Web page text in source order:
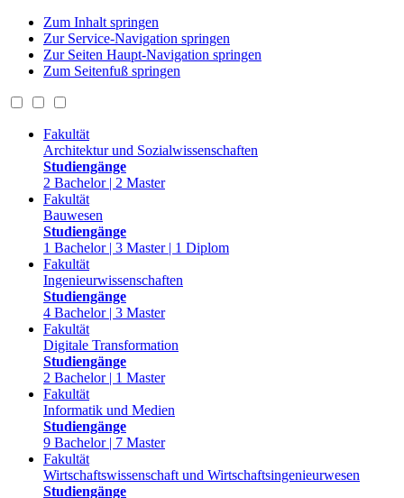
Zum Inhalt springen
Zur Service-Navigation springen
Zur Seiten Haupt-Navigation springen
Zum Seitenfuß springen
Fakultät
Architektur und Sozialwissenschaften
Studiengänge
2 Bachelor | 2 Master
Fakultät
Bauwesen
Studiengänge
1 Bachelor | 3 Master | 1 Diplom
Fakultät
Ingenieurwissenschaften
Studiengänge
4 Bachelor | 3 Master
Fakultät
Digitale Transformation
Studiengänge
2 Bachelor | 1 Master
Fakultät
Informatik und Medien
Studiengänge
9 Bachelor | 7 Master
Fakultät
Wirtschaftswissenschaft und Wirtschaftsingenieurwesen
Studiengänge